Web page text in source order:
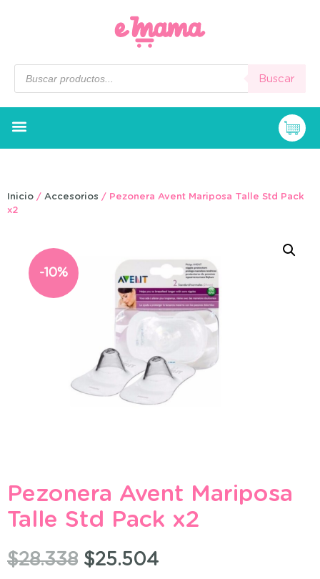
Buscar
Inicio / Accesorios / Pezonera Avent Mariposa Talle Std Pack
x2
-10%
Pezonera Avent Mariposa
Talle Std Pack x2
$28.338 $25.504